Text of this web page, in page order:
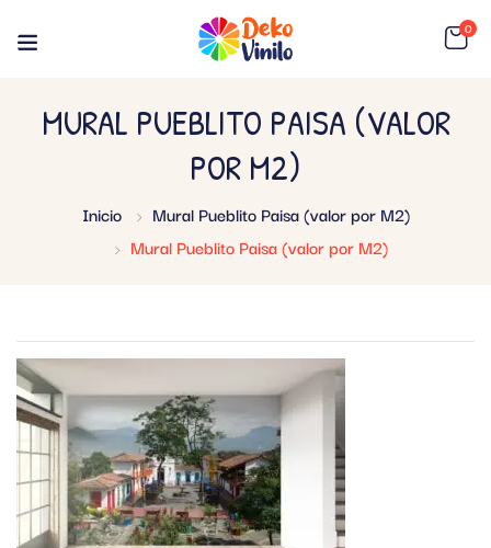
0
MURAL PUEBLITO PAISA (VALOR
POR M2)
Inicio
Mural Pueblito Paisa (valor por M2)
Mural Pueblito Paisa (valor por M2)